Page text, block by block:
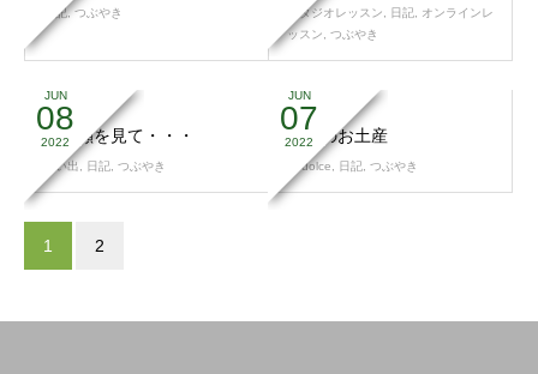
日記,つぶやき スタジオレッスン 日記
オンラインレ
ッスン
つぶやき
JUN
08
2022
直接顔を見て・・・
思い出 日記 つぶやき
JUN
07
2022
奇跡のお土産
37dolce 日記 つぶやき
1 2